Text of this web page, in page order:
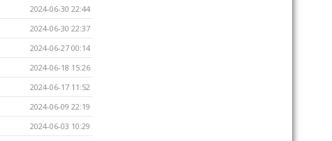
2024-06-30 22:44
2024-06-30 22:37
2024-06-27 00:14
2024-06-18 15:26
2024-06-17 11:52
2024-06-09 22:19
2024-06-03 10:29